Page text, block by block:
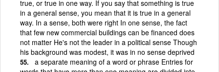
true, or true in one way. If you say that something is true
in a general sense, you mean that it is true in a general
way. In a sense, both were right In one sense, the fact
that few new commercial buildings can be financed does
not matter He's not the leader in a political sense Though
his background was modest, it was in no sense deprived
a separate meaning of a word or phrase Entries for